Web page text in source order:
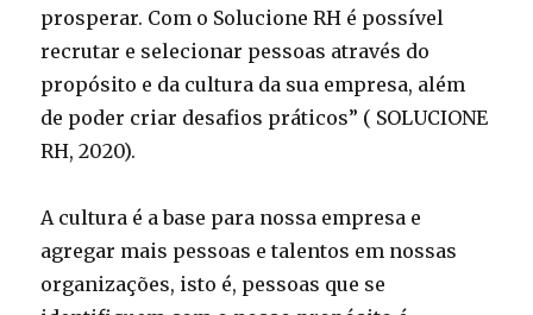
prosperar. Com o Solucione RH é possível
recrutar e selecionar pessoas através do
propósito e da cultura da sua empresa, além
de poder criar desafios práticos” ( SOLUCIONE
RH, 2020).
A cultura é a base para nossa empresa e
agregar mais pessoas e talentos em nossas
organizações, isto é, pessoas que se